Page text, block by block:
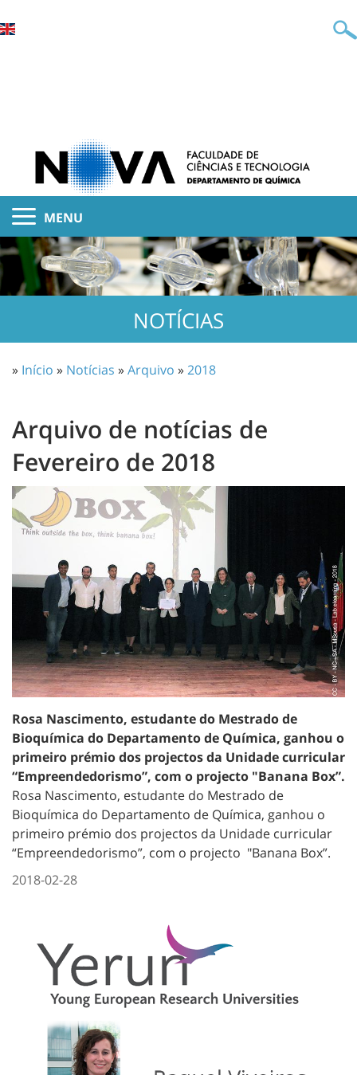
MENU
NOTÍCIAS
» Início » Notícias »Arquivo »2018
Arquivo de notícias de
Fevereiro de 2018
Rosa Nascimento, estudante do Mestrado de
Bioquímica do Departamento de Química, ganhou o
primeiro prémio dos projectos da Unidade curricular
“Empreendedorismo”, com o projecto "Banana Box”.
Rosa Nascimento, estudante do Mestrado de
Bioquímica do Departamento de Química, ganhou o
primeiro prémio dos projectos da Unidade curricular
“Empreendedorismo”, com o projecto "Banana Box”.
2018-02-28